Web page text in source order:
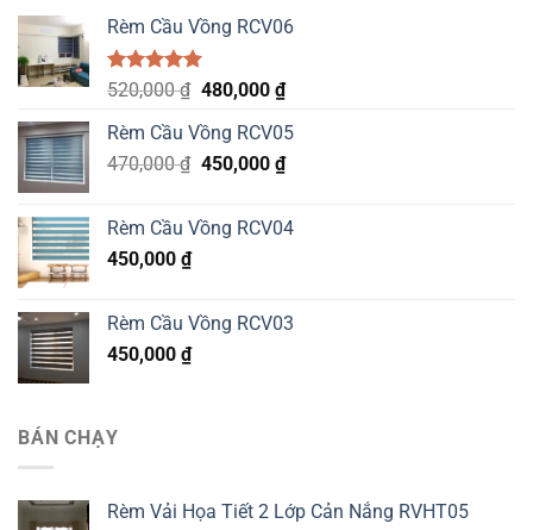
Rèm Cầu Vồng RCV06
Được xếp
5.00
5 sao
520,000₫ Original
was:
520,000 ₫.
480,000 ₫Current
is:
480,000 ₫.
Rèm Cầu Vồng RCV05
470,000₫ Original
470,000 ₫.
450,000 ₫Current
450,000 ₫.
Rèm Cầu Vồng RCV04
450,000 ₫
Rèm Cầu Vồng RCV03
450,000 ₫
BÁN CHẠY
Rèm Vải Họa Tiết 2 Lớp Cản Nắng RVHT05